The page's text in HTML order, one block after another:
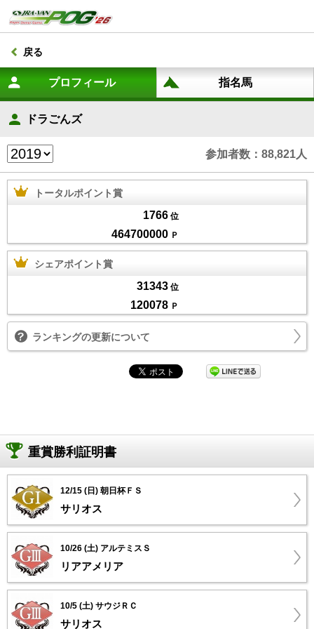
戻る
ドラごんズ
参加者数：88,821人
トータルポイント賞
1766 位
464700000 Ｐ
シェアポイント賞
31343 位
120078 Ｐ
ランキングの更新について
重賞勝利証明書
12/15 (日) 朝日杯ＦＳ
サリオス
10/26 (土) アルテミスＳ
リアアメリア
10/5 (土) サウジＲＣ
サリオス